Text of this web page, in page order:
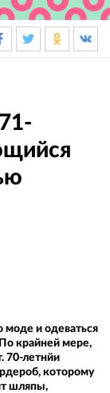
моде и одеваться
крайней мере,
70-летнйи
которому
шляпы,